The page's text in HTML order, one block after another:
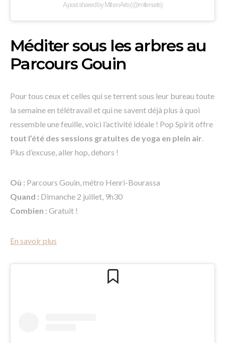
A post shared by Mtl en Arts (@mtlenarts)
Méditer sous les arbres au
Parcours Gouin
Pour tous ceux et celles qui se terrent sous leur bureau toute
la semaine en télétravail et qui ne savent déjà plus à quoi
ressemble une feuille, voici l’activité idéale ! Pop Spirit offre
tout l’été des sessions gratuites de yoga en plein air.
Plus d’excuse, aller hop, dehors !
Où : Parcours Gouin, métro Henri-Bourassa
Quand : Dimanche 2 juillet, 9h30
Combien : Gratuit !
En savoir plus